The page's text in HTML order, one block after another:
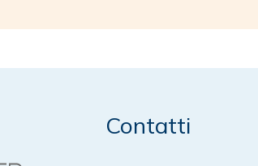
Contatti